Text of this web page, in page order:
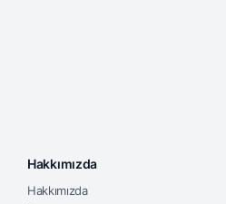
Hakkımızda
Hakkımızda